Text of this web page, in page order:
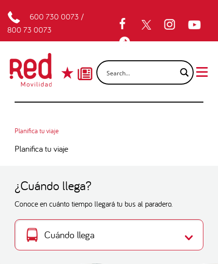
600 730 0073 /
800 73 0073
Planifica tu viaje
Planifica tu viaje
¿Cuándo llega?
Conoce en cuánto tiempo llegará tu bus al paradero.
Cuándo llega